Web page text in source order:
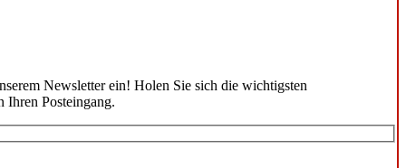
Newsletter ein! Holen Sie sich die wichtigsten
Ihren Posteingang.